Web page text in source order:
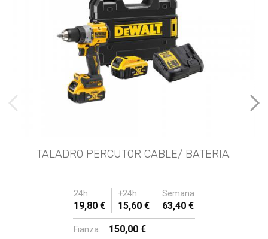
TALADRO PERCUTOR CABLE/ BATERIA.
24h +24h Semana
19,80 € 15,60 € 63,40 €
Fianza: 150,00 €
imágenes anteriores